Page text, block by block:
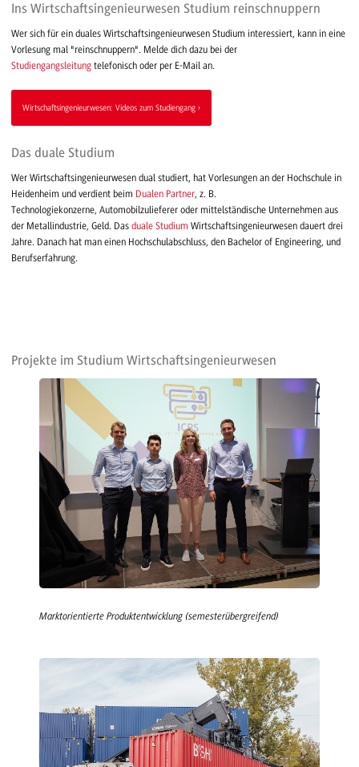
Ins Wirtschaftsingenieurwesen Studium reinschnuppern
Wer sich für ein duales Wirtschaftsingenieurwesen Studium interessiert, kann in eine
Vorlesung mal "reinschnuppern". Melde dich dazu bei der
Studiengangsleitung telefonisch oder per E-Mail an.
Wirtschaftsingenieurwesen: Videos zum Studiengang
Das duale Studium
Wer Wirtschaftsingenieurwesen dual studiert, hat Vorlesungen an der Hochschule in
Heidenheim und verdient beim Dualen Partner, z. B.
Technologiekonzerne, Automobilzulieferer oder mittelständische Unternehmen aus
der Metallindustrie, Geld. Das duale Studium Wirtschaftsingenieurwesen dauert drei
Jahre. Danach hat man einen Hochschulabschluss, den Bachelor of Engineering, und
Berufserfahrung.
Projekte im Studium Wirtschaftsingenieurwesen
Marktorientierte Produktentwicklung (semesterübergreifend)